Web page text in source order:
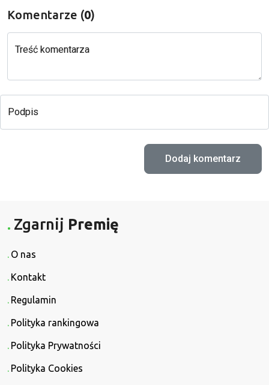
Komentarze (0)
Treść komentarza
Podpis
Zgarnij Premię
O nas
Kontakt
Regulamin
Polityka rankingowa
Polityka Prywatności
Polityka Cookies